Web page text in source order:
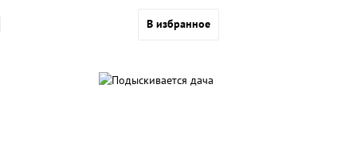
В избранное